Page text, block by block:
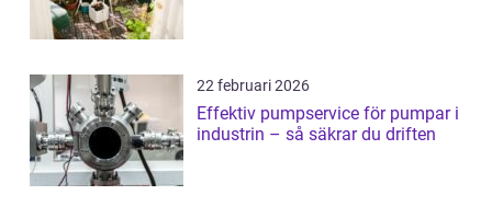
22 februari 2026
Effektiv pumpservice för pumpar i
industrin – så säkrar du driften